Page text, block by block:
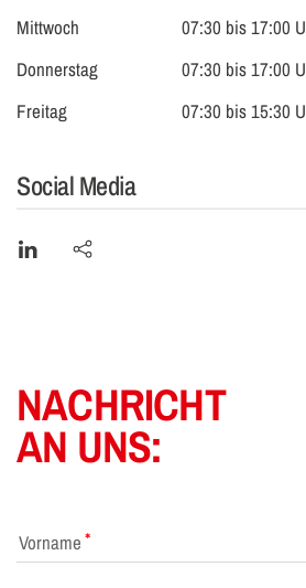
Mittwoch
07:30 bis 17:00
Donnerstag
07:30 bis 17:00
Freitag
07:30 bis 15:30
Social Media
NACHRICHT
AN UNS:
Vorname